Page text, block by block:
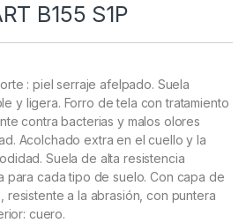
B155 S1P
: piel serraje afelpado. Suela
y ligera. Forro de tela con tratamiento
contra bacterias y malos olores
Acolchado extra en el cuello y la
Suela de alta resistencia
para cada tipo de suelo. Con capa de
resistente a la abrasión, con puntera
cuero.